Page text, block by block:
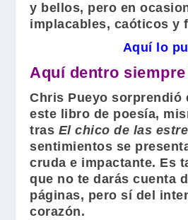
y bellos, pero en
implacables, caóticos y
Aquí lo
Aquí dentro
Chris Pueyo sorprendió
este libro de poesía,
tras El chico de las
sentimientos se
cruda e impactante. Es
que no te darás cuenta
páginas, pero sí del
corazón.